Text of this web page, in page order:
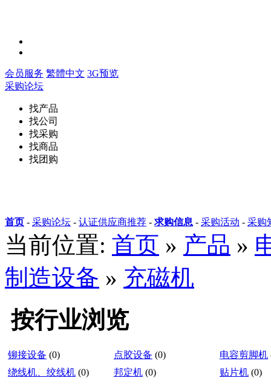
会员服务 繁體中文 3G预览
采购论坛
找产品
找公司
找采购
找商品
找团购
首页 - 采购论坛 - 认证供应商推荐 - 求购信息 - 采购活动 - 采购
当前位置: 首页 » 产品 »
制造设备 » 充磁机
按行业浏览
铆接设备 (0) 点胶设备 (0) 电容剪脚机
绕线机、绞线机 (0) 邦定机 (0) 贴片机 (0)